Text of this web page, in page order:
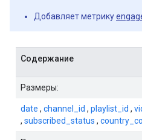
Добавляет метрику
Содержание
Размеры:
date , channel_id , playlist_id ,
, subscribed_status ,